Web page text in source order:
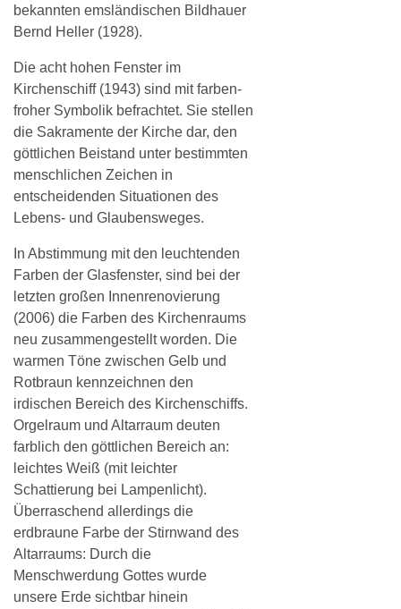
bekannten emsländischen Bildhauer
Bernd Heller (1928).
Die acht hohen Fenster im
Kirchenschiff (1943) sind mit farben-
froher Symbolik befrachtet. Sie stellen
die Sakramente der Kirche dar, den
göttlichen Beistand unter bestimmten
menschlichen Zeichen in
entscheidenden Situationen des
Lebens- und Glaubensweges.
In Abstimmung mit den leuchtenden
Farben der Glasfenster, sind bei der
letzten großen Innenrenovierung
(2006) die Farben des Kirchenraums
neu zusammengestellt worden. Die
warmen Töne zwischen Gelb und
Rotbraun kennzeichnen den
irdischen Bereich des Kirchenschiffs.
Orgelraum und Altarraum deuten
farblich den göttlichen Bereich an:
leichtes Weiß (mit leichter
Schattierung bei Lampenlicht).
Überraschend allerdings die
erdbraune Farbe der Stirnwand des
Altarraums: Durch die
Menschwerdung Gottes wurde
unsere Erde sichtbar hinein